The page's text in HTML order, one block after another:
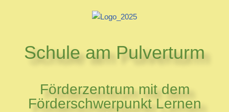
springenSchule am Pulverturm
Förderzentrum mit dem
Förderschwerpunkt Lernen